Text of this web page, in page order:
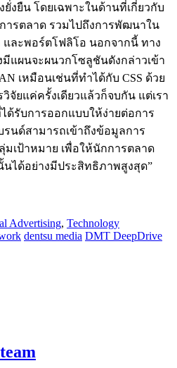
งยืน โดยเฉพาะในด้านที่เกี่ยวกับ
ารตลาด รวมไปถึงการพัฒนาใน
และพอร์ตโฟลิโอ นอกจากนี้ ทาง
งมีแผนจะผนวกโซลูชันดังกล่าวเข้า
เหมือนเช่นที่ทำได้กับ CSS ด้วย
จัยแค่ครั้งเดียวแล้วก็จบกัน แต่เรา
ด้รับการออกแบบให้ง่ายต่อการ
นด์สามารถเข้าถึงข้อมูลการ
มเป้าหมาย เพื่อให้นักการตลาด
ได้อย่างมีประสิทธิภาพสูงสุด”
Advertising, Technology
dentsu media DMT DeepDrive